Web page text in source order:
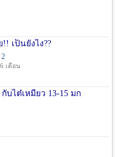
เป็นยังไง??
2
6 เดือน
บไต๋เหมี่ยว 13-15 มก